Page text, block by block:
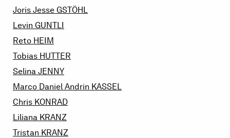
Joris Jesse GSTÖHL
Levin GUNTLI
Reto HEIM
Tobias HUTTER
Selina JENNY
Marco Daniel Andrin KASSEL
Chris KONRAD
Liliana KRANZ
Tristan KRANZ